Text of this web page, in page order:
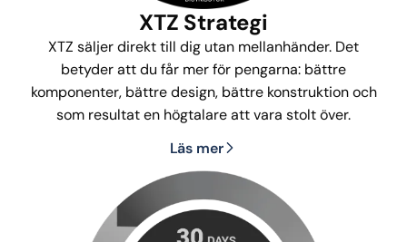
XTZ Strategi
XTZ säljer direkt till dig utan mellanhänder. Det
betyder att du får mer för pengarna: bättre
komponenter, bättre design, bättre konstruktion och
som resultat en högtalare att vara stolt över.
Läs mer